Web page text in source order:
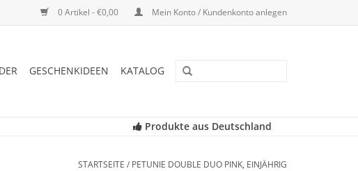
0 Artikel - €0,00 Mein Konto / Kundenkonto anlegen
GESCHENKIDEEN KATALOG
Produkte aus Deutschland
STARTSEITE / PETUNIE DOUBLE DUO PINK, EINJÄHRIG